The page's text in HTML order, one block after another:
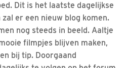
Dit is het laatste dagelijkse
er een nieuw blog komen.
nog steeds in beeld. Aaltje
filmpjes blijven maken,
bij tip. Doorgaand